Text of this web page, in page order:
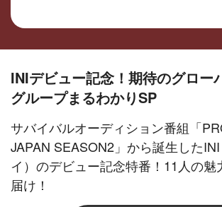
INIデビュー記念！期待のグロー
グループまるわかりSP
サバイバルオーディション番組「
JAPAN SEASON2」から誕生した
イ）のデビュー記念特番！11人の魅
届け！